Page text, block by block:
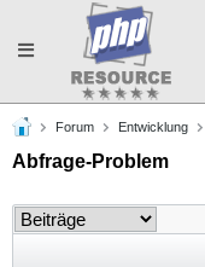
Toggle
navigation
Forum Entwicklung
Abfrage-Problem